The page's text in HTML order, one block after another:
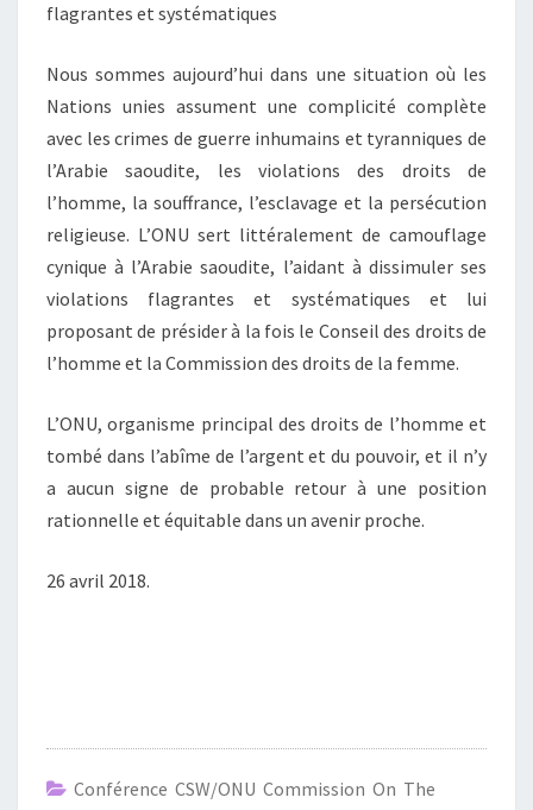
flagrantes et systématiques
Nous sommes aujourd’hui dans une situation où les
Nations unies assument une complicité complète
avec les crimes de guerre inhumains et tyranniques de
l’Arabie saoudite, les violations des droits de
l’homme, la souffrance, l’esclavage et la persécution
religieuse. L’ONU sert littéralement de camouflage
cynique à l’Arabie saoudite, l’aidant à dissimuler ses
violations flagrantes et systématiques et lui
proposant de présider à la fois le Conseil des droits de
l’homme et la Commission des droits de la femme.
L’ONU, organisme principal des droits de l’homme et
tombé dans l’abîme de l’argent et du pouvoir, et il n’y
a aucun signe de probable retour à une position
rationnelle et équitable dans un avenir proche.
26 avril 2018.
Conférence CSW/ONU Commission On The